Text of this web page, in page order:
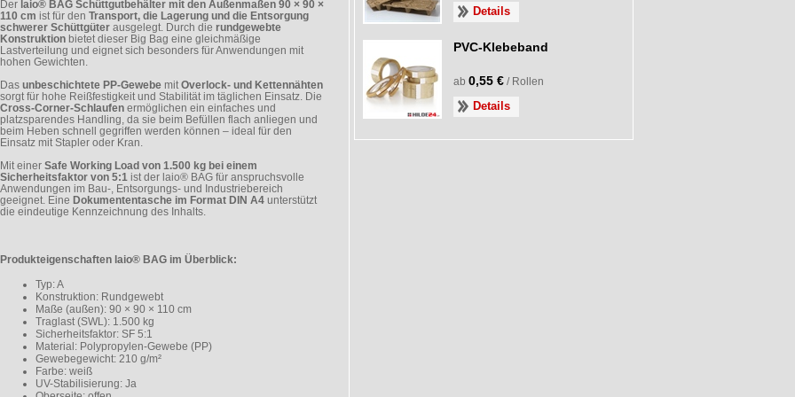
Der laio® BAG Schüttgutbehälter mit den Außenmaßen 90 × 90 ×
110 cm ist für den Transport, die Lagerung und die Entsorgung
schwerer Schüttgüter ausgelegt. Durch die rundgewebte
Konstruktion bietet dieser Big Bag eine gleichmäßige
Lastverteilung und eignet sich besonders für Anwendungen mit
hohen Gewichten.
Das unbeschichtete PP-Gewebe mit Overlock- und Kettennähten
sorgt für hohe Reißfestigkeit und Stabilität im täglichen Einsatz. Die
Cross-Corner-Schlaufen ermöglichen ein einfaches und
platzsparendes Handling, da sie beim Befüllen flach anliegen und
beim Heben schnell gegriffen werden können – ideal für den
Einsatz mit Stapler oder Kran.
Mit einer Safe Working Load von 1.500 kg bei einem
Sicherheitsfaktor von 5:1 ist der laio® BAG für anspruchsvolle
Anwendungen im Bau-, Entsorgungs- und Industriebereich
geeignet. Eine Dokumententasche im Format DIN A4 unterstützt
die eindeutige Kennzeichnung des Inhalts.
Produkteigenschaften laio® BAG im Überblick:
Typ: A
Konstruktion: Rundgewebt
Maße (außen): 90 × 90 × 110 cm
Traglast (SWL): 1.500 kg
Sicherheitsfaktor: SF 5:1
Material: Polypropylen-Gewebe (PP)
Gewebegewicht: 210 g/m²
Farbe: weiß
UV-Stabilisierung: Ja
Details
PVC-Klebeband
ab 0,55 € / Rollen
Details